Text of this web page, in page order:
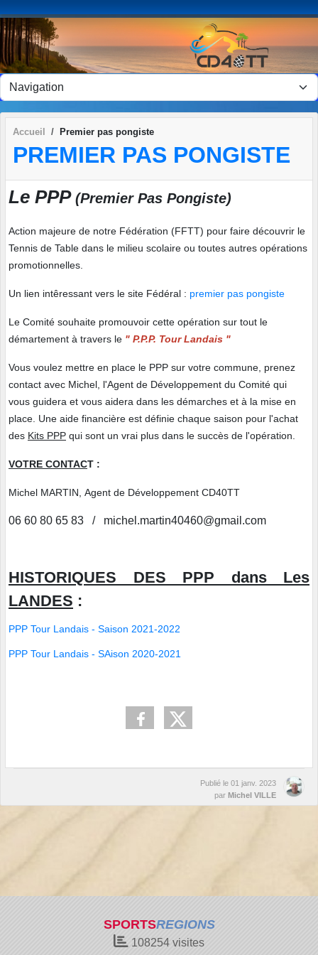
Accueil Premier pas pongiste
PREMIER PAS PONGISTE
Le PPP (Premier Pas Pongiste)
Action majeure de notre Fédération (FFTT) pour faire découvrir le
Tennis de Table dans le milieu scolaire ou toutes autres opérations
promotionnelles.
Un lien intêressant vers le site Fédéral : premier pas pongiste
Le Comité souhaite promouvoir cette opération sur tout le
démartement à travers le " P.P.P. Tour Landais "
Vous voulez mettre en place le PPP sur votre commune, prenez
contact avec Michel, l'Agent de Développement du Comité qui
vous guidera et vous aidera dans les démarches et à la mise en
place. Une aide financière est définie chaque saison pour l'achat
des Kits PPP qui sont un vrai plus dans le succès de l'opération.
VOTRE CONTACT :
Michel MARTIN, Agent de Développement CD40TT
06 60 80 65 83 / michel.martin40460@gmail.com
HISTORIQUES DES PPP dans Les
LANDES :
PPP Tour Landais - Saison 2021-2022
PPP Tour Landais - SAison 2020-2021
Publié le 01 janv. 2023
par Michel VILLE
SPORTSREGIONS
108254 visites